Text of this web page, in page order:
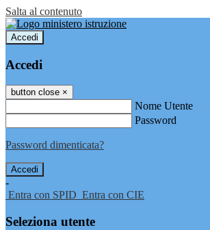
Salta al contenuto
Accedi
Accedi
button close ×
Nome Utente
Password
Password dimenticata?
-
Entra con SPID Entra con CIE
Seleziona utente